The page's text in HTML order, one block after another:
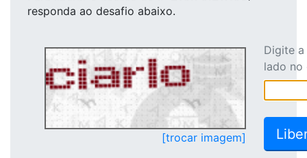
responda ao desafio abaixo.
[trocar imagem]
Digite
lado no